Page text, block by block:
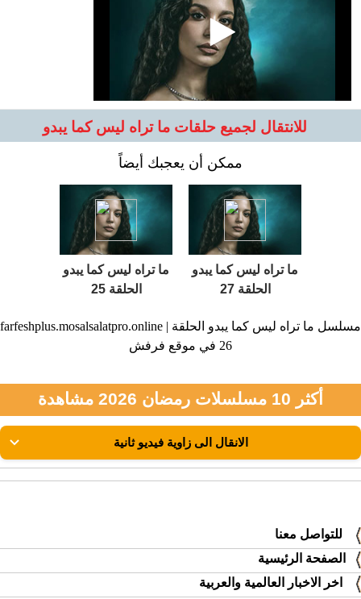
للانتقال لجميع حلقات ما تراه ليس كما يبدو
ممكن أن يعجبك أيضاً
ما تراه ليس كما يبدو
الحلقة 27
ما تراه ليس كما يبدو
الحلقة 25
farfeshplus.mosalsalatpro.online | مسلسل ما تراه ليس كما يبدو الحلقة
26 في موقع فرفش
أكثر 10 مسلسلات رمضان 2026 مشاهدة
للتواصل معنا
الصفحة الرئيسية
اخر الاخبار العالمية والعربية